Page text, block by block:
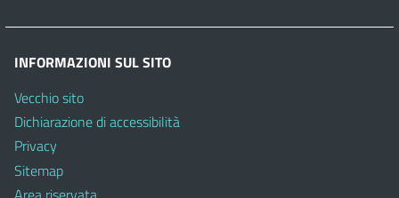
INFORMAZIONI SUL SITO
Vecchio sito
Dichiarazione di accessibilità
Privacy
Sitemap